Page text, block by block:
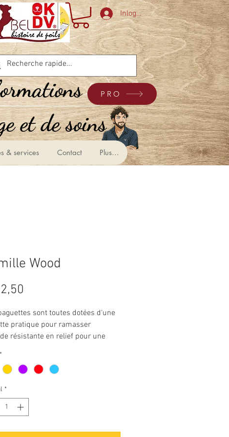
Inloggen
et de soins &
& services Contact Plus...
PRO
Wood
sont toutes dotées d'une
pratique pour ramasser
résistante en relief pour une
la corde sur votre ceinture ou
bâtonnets flottent dans l'eau et ont
brillants dans le noir sont donc
idéal pour nos amis a 4 pattes
*
*